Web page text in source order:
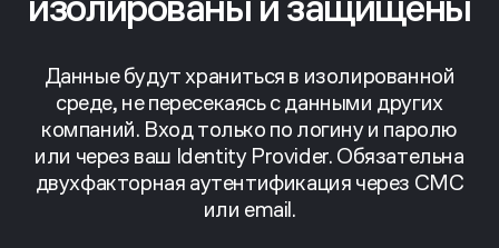
Данные будут храниться в изолированной
среде, не пересекаясь с данными других
компаний. Вход только по логину и паролю
или через ваш Identity Provider. Обязательна
двухфакторная аутентификация через СМС
или email.